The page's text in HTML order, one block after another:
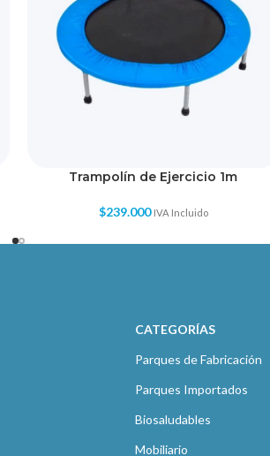
Trampolín de Ejercicio 1m
$239.000 IVA Incluido
CATEGORÍAS
Parques de Fabricación
Parques Importados
Biosaludables
Mobiliario